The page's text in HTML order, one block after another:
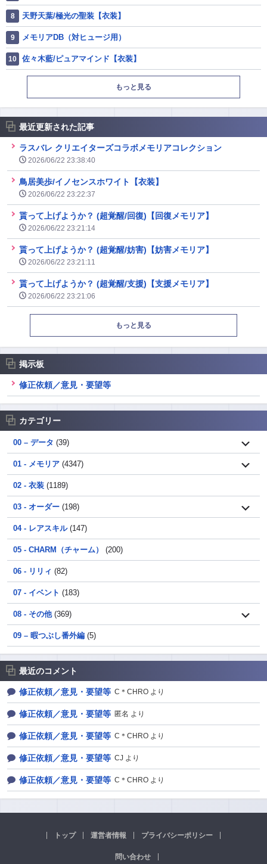
天野天葉/極光の聖装【衣装】
メモリアDB（対ヒュージ用）
佐々木藍/ピュアマインド【衣装】
もっと見る
最近更新された記事
ラスバレ クリエイターズコラボメモリアコレクション
2026/06/22 23:38:40
鳥居美歩/イノセンスホワイト【衣装】
2026/06/22 23:22:37
貰って上げようか？ (超覚醒/回復)【回復メモリア】
2026/06/22 23:21:14
貰って上げようか？ (超覚醒/妨害)【妨害メモリア】
2026/06/22 23:21:11
貰って上げようか？ (超覚醒/支援)【支援メモリア】
2026/06/22 23:21:06
もっと見る
掲示板
修正依頼／意見・要望等
カテゴリー
00 – データ (39)
01 - メモリア (4347)
02 - 衣装 (1189)
03 - オーダー (198)
04 - レアスキル(147)
05 - CHARM（チャーム） (200)
06 - リリィ (82)
07 - イベント (183)
08 - その他(369)
09 – 暇つぶし番外編 (5)
最近のコメント
修正依頼／意見・要望等 C＊CHRO より
修正依頼／意見・要望等 匿名 より
修正依頼／意見・要望等 C＊CHRO より
修正依頼／意見・要望等 CJ より
修正依頼／意見・要望等 C＊CHRO より
トップ 運営者情報 プライバシーポリシー
問い合わせ